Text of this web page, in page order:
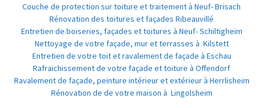
Couche de protection sur toiture et traitement à Neuf- Brisach
Rénovation des toitures et façades Ribeauvillé
Entretien de boiseries, façades et toitures à Neuf- Schiltigheim
Nettoyage de votre façade, mur et terrasses à Kilstett
Entretien de votre toit et ravalement de façade à Eschau
Rafraichissement de votre façade et toiture à Offendorf
Ravalement de façade, peinture intérieur et extérieur à Herrlisheim
Rénovation de de votre maison à Lingolsheim